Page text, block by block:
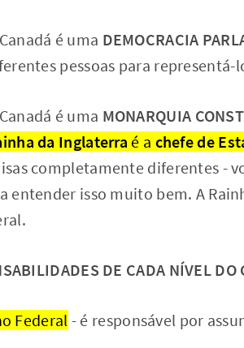
é uma DEMOCRACIA
pessoas para
é uma MONARQUIA
da Inglaterra é a chefe de
completamente diferentes -
entender isso muito bem. A
DE CADA NÍVEL DO
Federal- é responsável por